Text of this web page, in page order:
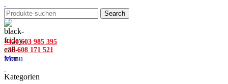
Search
+420 603 985 395
+33 608 171 521
Menu
Kategorien